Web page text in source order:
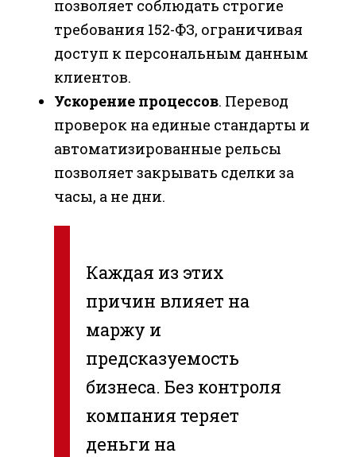
позволяет соблюдать строгие
требования 152-ФЗ, ограничивая
доступ к персональным данным
клиентов.
Ускорение процессов. Перевод
проверок на единые стандарты и
автоматизированные рельсы
позволяет закрывать сделки за
часы, а не дни.
Каждая из этих
причин влияет на
маржу и
предсказуемость
бизнеса. Без контроля
компания теряет
деньги на